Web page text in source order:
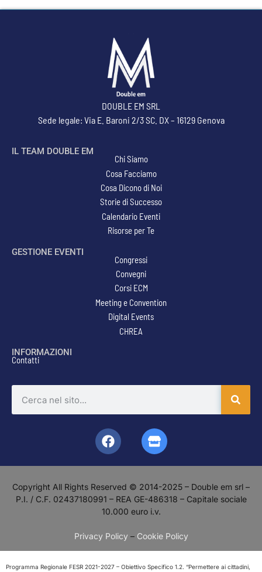
DOUBLE EM SRL
Sede legale: Via E. Baroni 2/3 SC. DX – 16129 Genova
IL TEAM DOUBLE EM
Chi Siamo
Cosa Facciamo
Cosa Dicono di Noi
Storie di Successo
Calendario Eventi
Risorse per Te
GESTIONE EVENTI
Congressi
Convegni
Corsi ECM
Meeting e Convention
Digital Events
CHREA
INFORMAZIONI
Contatti
Copyright All Rights Reserved © 2014-2025 – Double em srl –
P.I. / C.F. 02437180991 – REA GE-486318 – Capitale sociale
10.000 euro i.v.
Privacy Policy– Cookie Policy
Programma Regionale FESR 2021-2027 – Obiettivo Specifico 1.2. “Permettere ai cittadini,